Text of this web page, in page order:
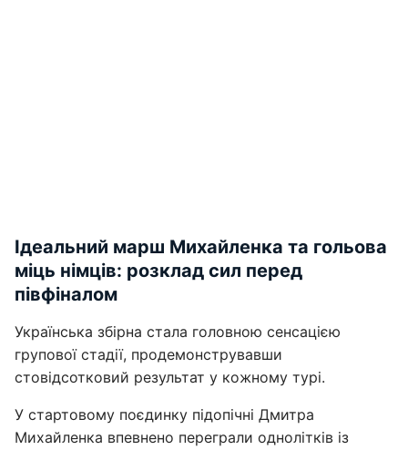
Ідеальний марш Михайленка та гольова
міць німців: розклад сил перед
півфіналом
Українська збірна стала головною сенсацією
групової стадії, продемонструвавши
стовідсотковий результат у кожному турі.
У стартовому поєдинку підопічні Дмитра
Михайленка впевнено переграли однолітків із